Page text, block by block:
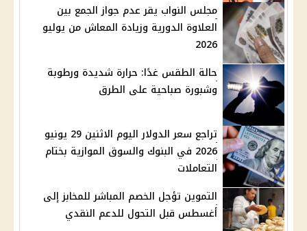
مجلس النواب يقر عدم جواز الجمع بين
العلاوة الدورية وزيادة المعاش من يوليو
2026
حالة الطقس غدًا: حرارة شديدة ورطوبة
وشبورة صباحية على الطرق
تراجع سعر الدولار اليوم الاثنين 29 يونيو
2026 في البنوك والسوق الموازية بختام
التعاملات
التموين تؤجل الخصم المباشر للمخابز إلى
أغسطس قبل التحول للدعم النقدي